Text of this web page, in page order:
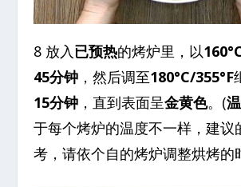
8 放入已预热的烤炉里，以
45分钟 ，然后调至180°C/355°F
15分钟 ，直到表面呈金黄色。(
于每个烤炉的温度不一样，建议
考，请依个自的烤炉调整烘烤的